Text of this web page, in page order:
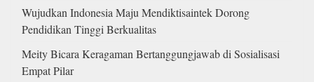
Wujudkan Indonesia Maju Mendiktisaintek Dorong
Pendidikan Tinggi Berkualitas
Meity Bicara Keragaman Bertanggungjawab di Sosialisasi
Empat Pilar